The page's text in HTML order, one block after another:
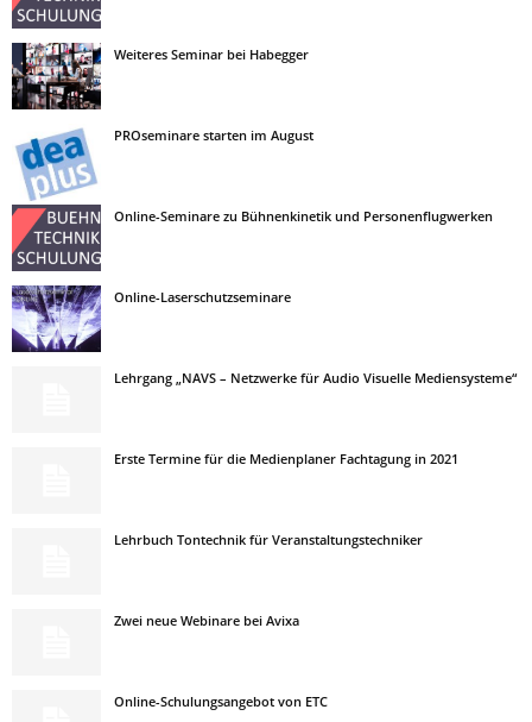
Weiteres Seminar bei Habegger
PROseminare starten im August
Online-Seminare zu Bühnenkinetik und Personenflugwerken
Online-Laserschutzseminare
Lehrgang „NAVS – Netzwerke für Audio Visuelle Mediensysteme“
Erste Termine für die Medienplaner Fachtagung in 2021
Lehrbuch Tontechnik für Veranstaltungstechniker
Zwei neue Webinare bei Avixa
Online-Schulungsangebot von ETC